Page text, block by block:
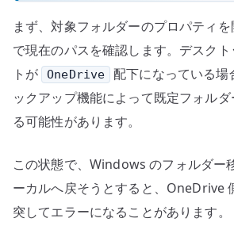
まず、対象フォルダーのプロパティを
で現在のパスを確認します。デスク
トが
OneDrive
配下になっている
ックアップ機能によって既定フォル
る可能性があります。
この状態で、Windows のフォルダー
ーカルへ戻そうとすると、OneDrive
突してエラーになることがあります。